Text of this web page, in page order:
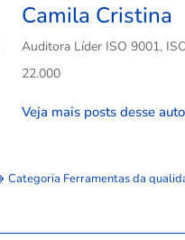
Camila Cristina
Auditora Líder ISO 9001,
22.000
Veja mais posts desse
Categoria Ferramentas da